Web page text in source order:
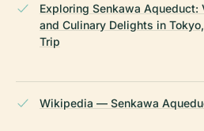
Exploring Senkawa
and Culinary Delights in
Trip
Wikipedia — Senkawa